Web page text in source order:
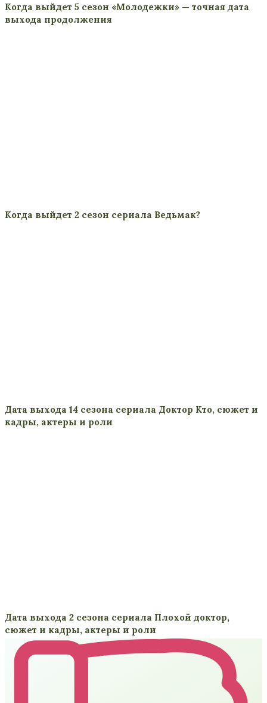
Когда выйдет 5 сезон «Молодежки» — точная дата
выхода продолжения
Когда выйдет 2 сезон сериала Ведьмак?
Дата выхода 14 сезона сериала Доктор Кто, сюжет и
кадры, актеры и роли
Дата выхода 2 сезона сериала Плохой доктор,
сюжет и кадры, актеры и роли